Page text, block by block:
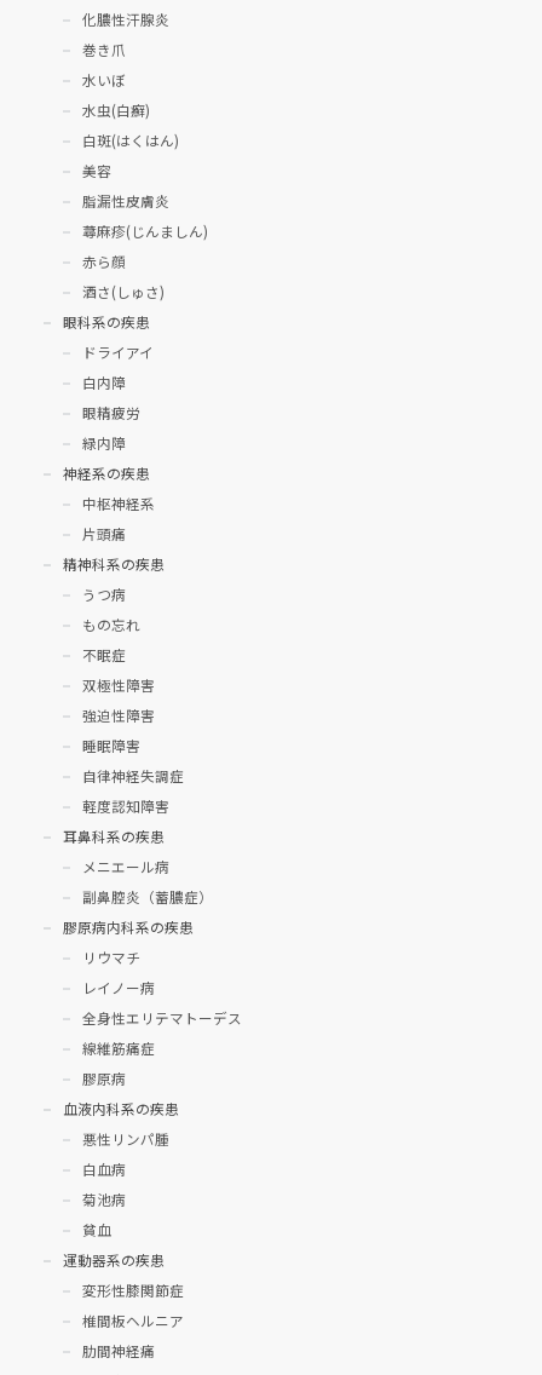
化膿性汗腺炎
巻き爪
水いぼ
水虫(白癬)
白斑(はくはん)
美容
脂漏性皮膚炎
蕁麻疹(じんましん)
赤ら顔
酒さ(しゅさ)
眼科系の疾患
ドライアイ
白内障
眼精疲労
緑内障
神経系の疾患
中枢神経系
片頭痛
精神科系の疾患
うつ病
もの忘れ
不眠症
双極性障害
強迫性障害
睡眠障害
自律神経失調症
軽度認知障害
耳鼻科系の疾患
メニエール病
副鼻腔炎（蓄膿症）
膠原病内科系の疾患
リウマチ
レイノー病
全身性エリテマトーデス
線維筋痛症
膠原病
血液内科系の疾患
悪性リンパ腫
白血病
菊池病
貧血
運動器系の疾患
変形性膝関節症
椎間板ヘルニア
肋間神経痛